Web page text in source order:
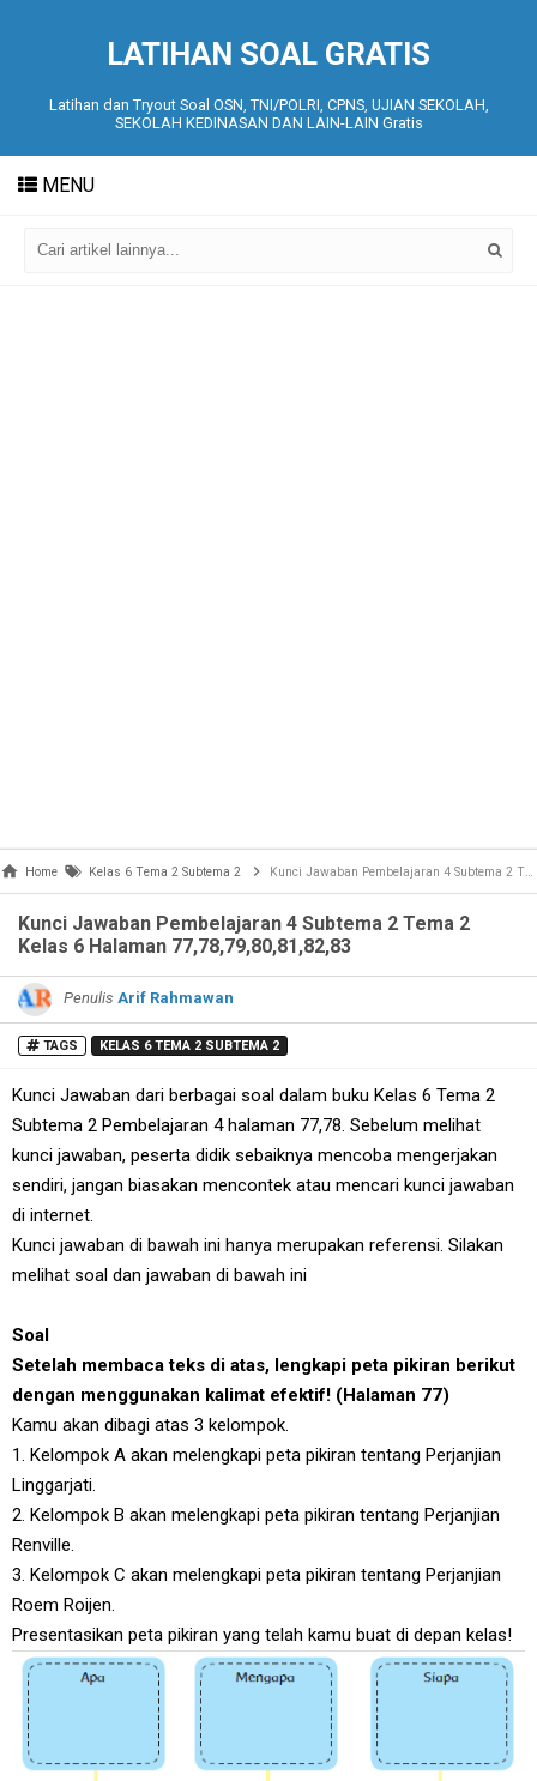
LATIHAN SOAL GRATIS
Latihan dan Tryout Soal OSN, TNI/POLRI, CPNS, UJIAN SEKOLAH,
SEKOLAH KEDINASAN DAN LAIN-LAIN Gratis
MENU
Home Kelas 6 Tema 2 Subtema 2 Kunci Jawaban Pembelajaran 4 Subtema 2 Tema 2 Kelas 6 Halaman 77,78,79,80,81,82,83
Kunci Jawaban Pembelajaran 4 Subtema 2 Tema 2
Kelas 6 Halaman 77,78,79,80,81,82,83
Penulis Arif Rahmawan
TAGS KELAS 6 TEMA 2 SUBTEMA 2
Kunci Jawaban dari berbagai soal dalam buku Kelas 6 Tema 2
Subtema 2 Pembelajaran 4 halaman 77,78. Sebelum melihat
kunci jawaban, peserta didik sebaiknya mencoba mengerjakan
sendiri, jangan biasakan mencontek atau mencari kunci jawaban
di internet.
Kunci jawaban di bawah ini hanya merupakan referensi. Silakan
melihat soal dan jawaban di bawah ini
Soal
Setelah membaca teks di atas, lengkapi peta pikiran berikut
dengan menggunakan kalimat efektif! (Halaman 77)
Kamu akan dibagi atas 3 kelompok.
1. Kelompok A akan melengkapi peta pikiran tentang Perjanjian
Linggarjati.
2. Kelompok B akan melengkapi peta pikiran tentang Perjanjian
Renville.
3. Kelompok C akan melengkapi peta pikiran tentang Perjanjian
Roem Roijen.
Presentasikan peta pikiran yang telah kamu buat di depan kelas!